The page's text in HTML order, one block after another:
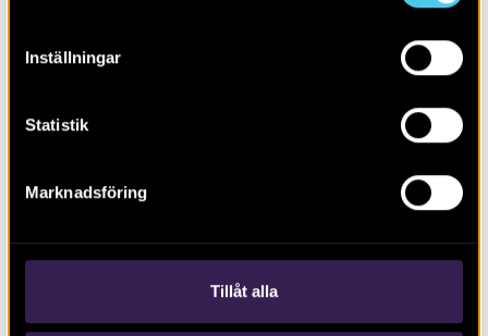
Inställningar
Statistik
Marknadsföring
Tillåt alla
RAPPORT 2019:74
Johannesborgsparken